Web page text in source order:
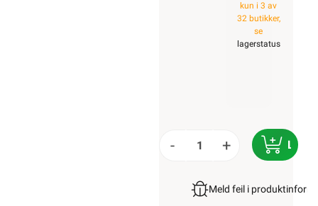
kun i 3 av
32 butikker,
se
lagerstatus
- +
Meld feil i